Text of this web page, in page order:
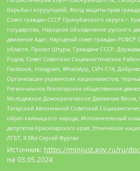
борьбы с коррупцией, Фонд защиты прав
Совет граждан СССР Прикубанского округа г.
государство, Народное объединение русского
движение Адат, Народный совет граждан РСФСР
области, Проект Штурм, Граждане СССР,
Родов, Совет Советских Социалистических
Facebook, Instagram, WhatsApp, СИЧ-С14,
Организации украинских националистов,
Региональное Всетатарское общественное
Молодежное Демократическое Движение Весна,
Татарской Автономной Советской
ойрат-калмыцкого народа, Исполнительный
депутатов Красноярского края, Этническое
ЛГБТ, Я.МЫ Сергей Фургал
Источник: https://minjust.gov.ru/ru/
на 03.05.2024